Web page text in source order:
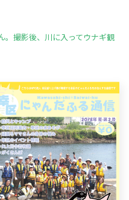
。撮影後、川に入ってウナギ観